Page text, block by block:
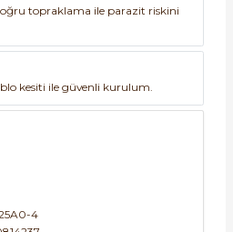
topraklama ile parazit riskini
kesiti ile güvenli kurulum.
4